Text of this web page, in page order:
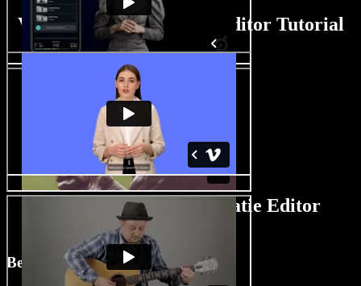
Video Nasynchronisatie Editor Tutorial
AI Video Nasynchronisatie Editor
Functies
Bewerk Video's als een Pro